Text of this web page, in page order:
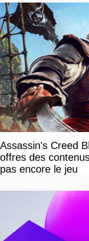
Assassin's Creed
offres des
pas encore le jeu